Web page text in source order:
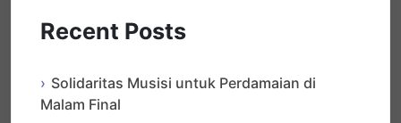
Recent Posts
Solidaritas Musisi untuk Perdamaian di
Malam Final